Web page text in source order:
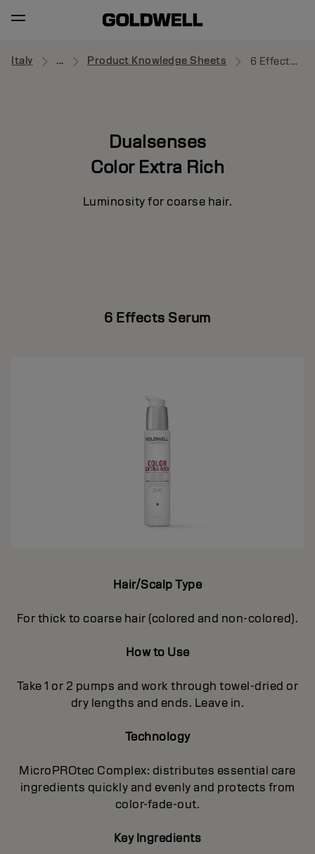
Italy ... Product Knowledge Sheets 6 Effects Serum
Dualsenses
Color Extra Rich
Luminosity for coarse hair.
6 Effects Serum
Hair/Scalp Type
For thick to coarse hair (colored and non-colored).
How to Use
Take 1 or 2 pumps and work through towel-dried or
dry lengths and ends. Leave in.
Technology
MicroPROtec Complex: distributes essential care
ingredients quickly and evenly and protects from
color-fade-out.
Key Ingredients